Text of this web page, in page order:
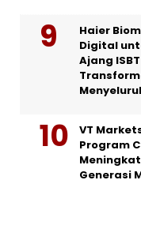
Haier
Digital
Ajang
VT
Program
Generasi